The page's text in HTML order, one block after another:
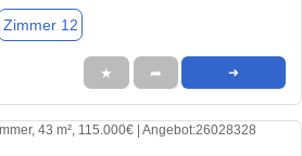
Zimmer 12
★ ➦ ➜